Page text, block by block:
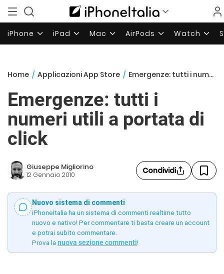
iPhone iPad Mac AirPods Watch
Home / Applicazioni App Store / Emergenze: tutti i numeri utili a portata di click
Emergenze: tutti i
numeri utili a portata di
click
Giuseppe Migliorino
12 Gennaio 2010 Condividi
Nuovo sistema di commenti
iPhoneItalia ha un sistema di commenti realtime tutto
nuovo e nativo! Per commentare ti basta creare un account
e potrai subito commentare.
Prova la nuova sezione commenti!